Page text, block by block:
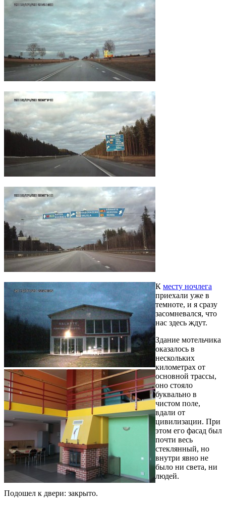
К месту ночлега
приехали уже в
темноте, и я сразу
засомневался, что
нас здесь ждут.
Здание мотельчика
оказалось в
нескольких
километрах от
основной трассы,
оно стояло
буквально в
чистом поле,
вдали от
цивилизации. При
этом его фасад был
почти весь
стеклянный, но
внутри явно не
было ни света, ни
людей.
Подошел к двери: закрыто.